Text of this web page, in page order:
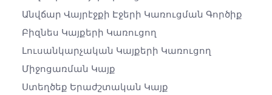
Անվճար Վայրէջքի Էջերի Կառուցման Գործիք
Բիզնես Կայքերի Կառուցող
Լուսանկարչական Կայքերի Կառուցող
Միջոցառման Կայք
Ստեղծեք Երաժշտական ​​կայք